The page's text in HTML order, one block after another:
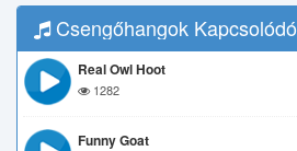
Csengőhangok Kapcsolódó
Real Owl Hoot
1282
Funny Goat